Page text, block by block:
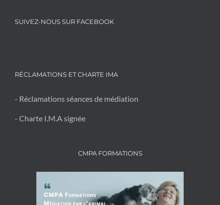
SUIVEZ-NOUS SUR FACEBOOK
RÉCLAMATIONS ET CHARTE IMA
- Réclamations séances de médiation
- Charte I.M.A signée
CMPA FORMATIONS